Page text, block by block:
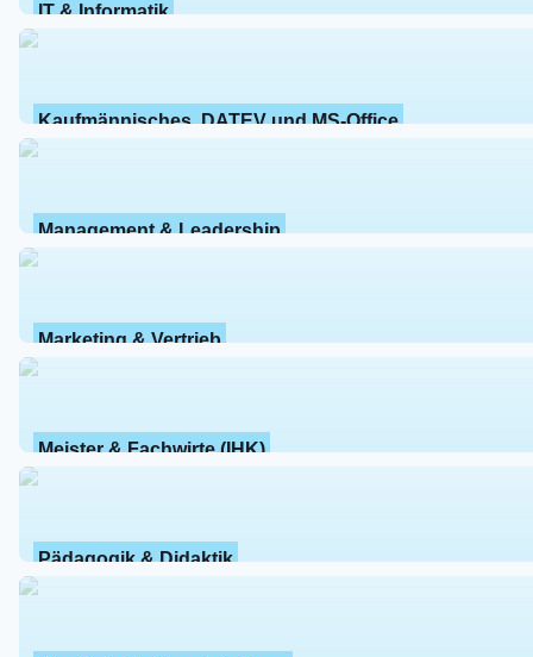
IT & Informatik
Kaufmännisches, DATEV und MS-Office
Management & Leadership
Marketing & Vertrieb
Meister & Fachwirte (IHK)
Pädagogik & Didaktik